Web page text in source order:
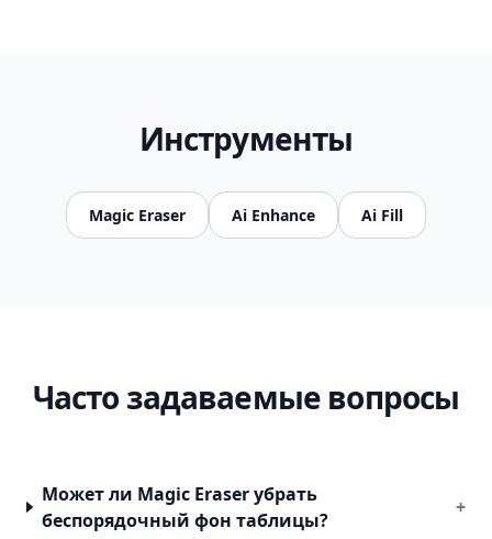
Инструменты
Magic Eraser Ai Enhance Ai Fill
Часто задаваемые вопросы
Может ли Magic Eraser убрать
беспорядочный фон таблицы?
+